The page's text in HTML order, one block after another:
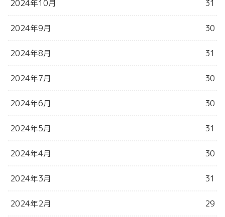
2024年10月 31
2024年9月 30
2024年8月 31
2024年7月 30
2024年6月 30
2024年5月 31
2024年4月 30
2024年3月 31
2024年2月 29